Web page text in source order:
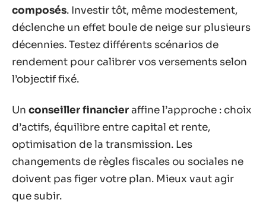
composés. Investir tôt, même modestement,
déclenche un effet boule de neige sur plusieurs
décennies. Testez différents scénarios de
rendement pour calibrer vos versements selon
l’objectif fixé.
Un conseiller financieraffine l’approche : choix
d’actifs, équilibre entre capital et rente,
optimisation de la transmission. Les
changements de règles fiscales ou sociales ne
doivent pas figer votre plan. Mieux vaut agir
que subir.